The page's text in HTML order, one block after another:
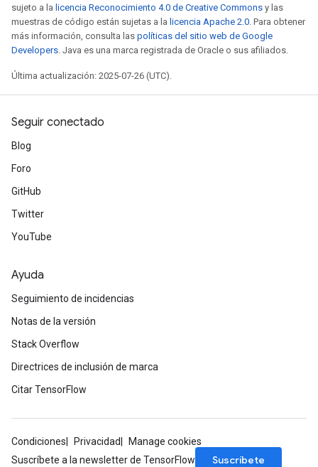
sujeto a la licencia Reconocimiento 4.0 de Creative Commons y las
muestras de código están sujetas a la licencia Apache 2.0. Para obtener
más información, consulta las políticas del sitio web de Google
Developers. Java es una marca registrada de Oracle o sus afiliados.
Última actualización: 2025-07-26 (UTC).
Seguir conectado
Blog
Foro
GitHub
Twitter
YouTube
Ayuda
Seguimiento de incidencias
Notas de la versión
Stack Overflow
Directrices de inclusión de marca
Citar TensorFlow
Condiciones Privacidad
Manage cookies
Suscríbete a la newsletter de TensorFlow
Suscríbete